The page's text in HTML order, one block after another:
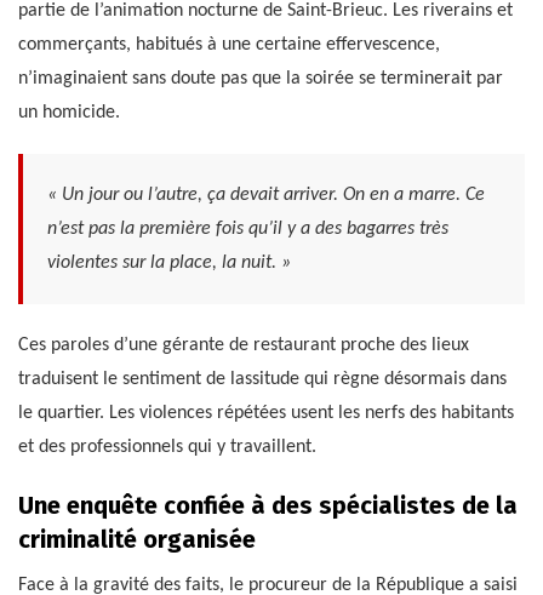
partie de l’animation nocturne de Saint-Brieuc. Les riverains et
commerçants, habitués à une certaine effervescence,
n’imaginaient sans doute pas que la soirée se terminerait par
un homicide.
« Un jour ou l’autre, ça devait arriver. On en a marre. Ce
n’est pas la première fois qu’il y a des bagarres très
violentes sur la place, la nuit. »
Ces paroles d’une gérante de restaurant proche des lieux
traduisent le sentiment de lassitude qui règne désormais dans
le quartier. Les violences répétées usent les nerfs des habitants
et des professionnels qui y travaillent.
Une enquête confiée à des spécialistes de la
criminalité organisée
Face à la gravité des faits, le procureur de la République a saisi